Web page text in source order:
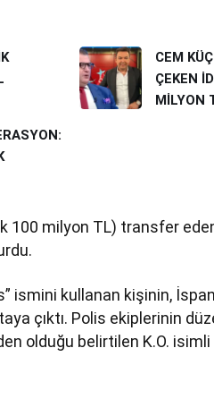
CEM
ÇEKEN
MİLYON
100 milyon TL) transfer
ismini kullanan kişinin,
çıktı. Polis ekiplerinin
olduğu belirtilen K.O.